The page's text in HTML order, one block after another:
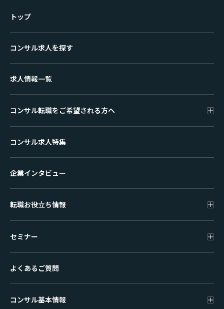
トップ
コンサル求人を探す
求人情報一覧
コンサル転職をご希望される方へ
コンサル求人特集
企業インタビュー
転職お役立ち情報
セミナー
よくあるご質問
コンサル基本情報